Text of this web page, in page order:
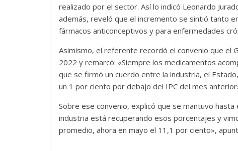
realizado por el sector. Así lo indicó Leonardo
además, reveló que el incremento se sintió tanto
fármacos anticonceptivos y para enfermedades
Asimismo, el referente recordó el convenio que el
2022 y remarcó: «Siempre los medicamentos
que se firmó un cuerdo entre la industria, el
un 1 por ciento por debajo del IPC del mes
Sobre ese convenio, explicó que se mantuvo
industria está recuperando esos porcentajes y
promedio, ahora en mayo el 11,1 por ciento»,